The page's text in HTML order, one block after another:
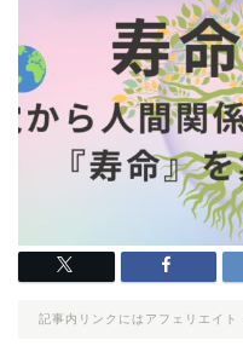
記事内リンクにはアフェリエイ